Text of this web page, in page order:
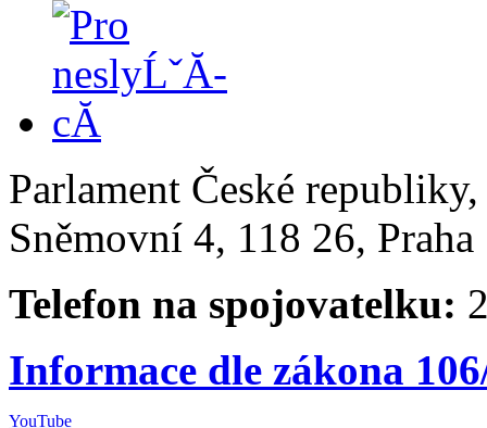
Parlament České
Sněmovní 4, 118 26,
Telefon na spojovatelku:
Informace dle zákona
YouTube